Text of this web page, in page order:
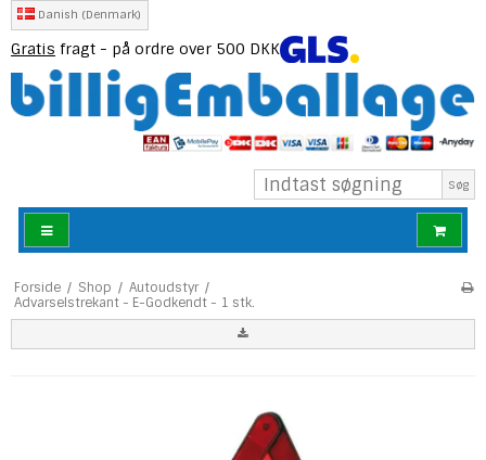
Danish (Denmark)
Gratis fragt - på ordre over 500 DKK
Søg
Forside / Shop / Autoudstyr /
Advarselstrekant - E-Godkendt - 1 stk.